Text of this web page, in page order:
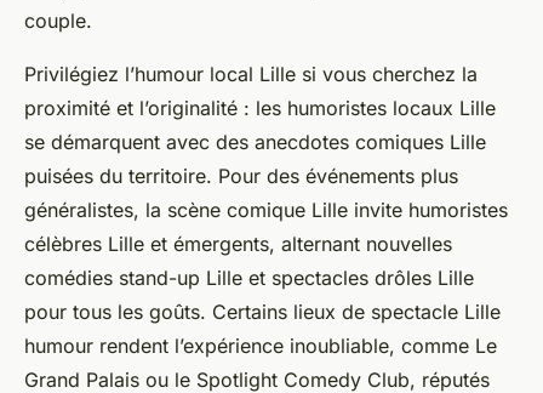
couple.
Privilégiez l’humour local Lille si vous cherchez la
proximité et l’originalité : les humoristes locaux Lille
se démarquent avec des anecdotes comiques Lille
puisées du territoire. Pour des événements plus
généralistes, la scène comique Lille invite humoristes
célèbres Lille et émergents, alternant nouvelles
comédies stand-up Lille et spectacles drôles Lille
pour tous les goûts. Certains lieux de spectacle Lille
humour rendent l’expérience inoubliable, comme Le
Grand Palais ou le Spotlight Comedy Club, réputés